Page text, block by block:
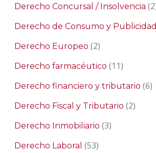
Derecho Concursal / Insolvencia
Derecho de Consumo y
Derecho Europeo (2)
Derecho farmacéutico (11)
Derecho financiero y tributario (6)
Derecho Fiscal y Tributario (2)
Derecho Inmobiliario (3)
Derecho Laboral (53)